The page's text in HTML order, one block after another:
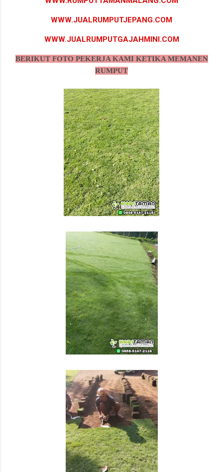
WWW.JUALRUMPUTJEPANG.COM
WWW.JUALRUMPUTGAJAHMINI.COM
BERIKUT FOTO PEKERJA KAMI KETIKA MEMANEN
RUMPUT